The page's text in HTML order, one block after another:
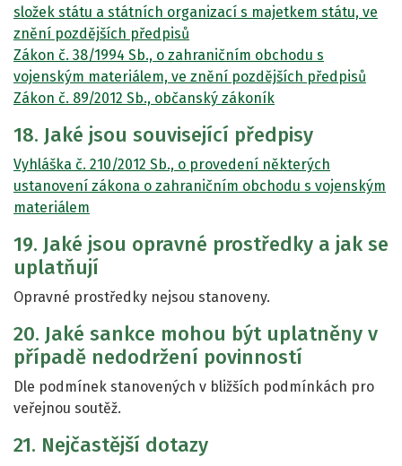
složek státu a státních organizací s majetkem státu, ve
znění pozdějších předpisů
Zákon č. 38/1994 Sb., o zahraničním obchodu s
vojenským materiálem, ve znění pozdějších předpisů
Zákon č. 89/2012 Sb., občanský zákoník
18. Jaké jsou související předpisy
Vyhláška č. 210/2012 Sb., o provedení některých
ustanovení zákona o zahraničním obchodu s vojenským
materiálem
19. Jaké jsou opravné prostředky a jak se
uplatňují
Opravné prostředky nejsou stanoveny.
20. Jaké sankce mohou být uplatněny v
případě nedodržení povinností
Dle podmínek stanovených v bližších podmínkách pro
veřejnou soutěž.
21. Nejčastější dotazy